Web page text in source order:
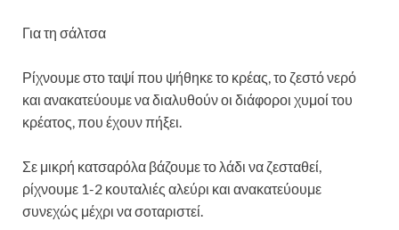
Για τη σάλτσα
Ρίχνουμε στο ταψί που ψήθηκε το κρέας, το ζεστό νερό
και ανακατεύουμε να διαλυθούν οι διάφοροι χυμοί του
κρέατος, που έχουν πήξει.
Σε μικρή κατσαρόλα βάζουμε το λάδι να ζεσταθεί,
ρίχνουμε 1-2 κουταλιές αλεύρι και ανακατεύουμε
συνεχώς μέχρι να σοταριστεί.